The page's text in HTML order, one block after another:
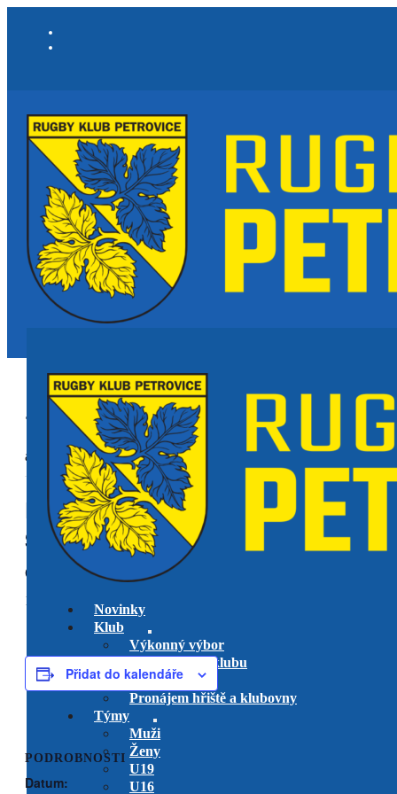
Novinky
Klub
Výkonný výbor
Management klubu
Hlavní trenéři
Pronájem hřiště a klubovny
Týmy
Muži
Ženy
U19
U16
« Všechny Akce
akce již proběhla.
RK PetroviceU14
vs. RC Tatra
Smíchov
domácí utkání
12 října, 2025 @ 16:30
Přidat do kalendáře
PODROBNOSTI
Datum: